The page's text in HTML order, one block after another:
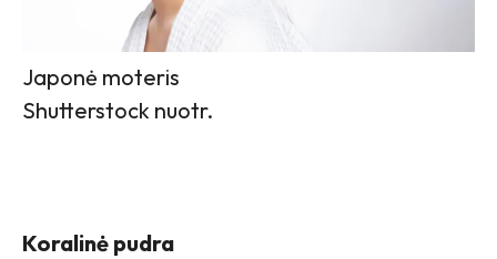
Japonė moteris
Shutterstock nuotr.
Koralinė pudra